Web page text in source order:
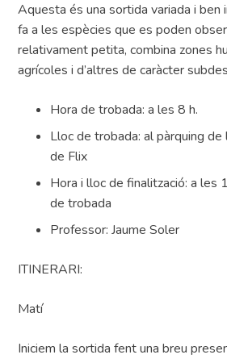
Aquesta és una sortida variada i
fa a les espècies que es poden
relativament petita, combina zones
agrícoles i d’altres de caràcter
Hora de trobada: a les 8 h.
Lloc de trobada: al pàrquing de
de Flix
Hora i lloc de finalització: a les
de trobada
Professor: Jaume Soler
ITINERARI:
Matí
Iniciem la sortida fent una breu